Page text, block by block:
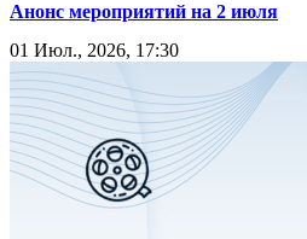
Анонс мероприятий на 2 июля
01 Июл., 2026, 17:30